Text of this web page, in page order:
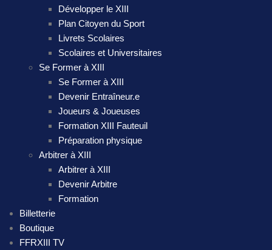
Développer le XIII
Plan Citoyen du Sport
Livrets Scolaires
Scolaires et Universitaires
Se Former à XIII
Se Former à XIII
Devenir Entraîneur.e
Joueurs & Joueuses
Formation XIII Fauteuil
Préparation physique
Arbitrer à XIII
Arbitrer à XIII
Devenir Arbitre
Formation
Billetterie
Boutique
FFRXIII TV